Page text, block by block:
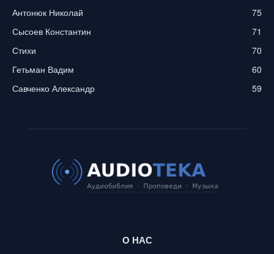
Антонюк Николай
75
Сысоев Константин
71
Стихи
70
Гетьман Вадим
60
Савченко Александр
59
О НАС